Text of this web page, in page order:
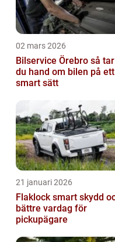
02 mars 2026
Bilservice Örebro så tar
du hand om bilen på ett
smart sätt
21 januari 2026
Flaklock smart skydd och
bättre vardag för
pickupägare